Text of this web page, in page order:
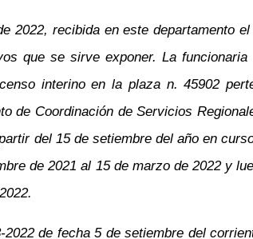
2022, recibida en este departamento
que se sirve exponer. La
interino en la plaza n. 45902
de Coordinación de Servicios
del 15 de setiembre del año en
de 2021 al 15 de marzo de 2022 y
de fecha 5 de setiembre del